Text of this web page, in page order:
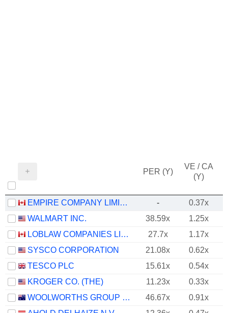
PER (Y)
VE / CA
(Y)
EMPIRE COMPANY LIMITED -
0.37x
WALMART INC.
38.59x 1.25x
LOBLAW COMPANIES LIMITED
27.7x 1.17x
SYSCO CORPORATION
21.08x 0.62x
TESCO PLC
15.61x
0.54x
KROGER CO. (THE)
11.23x
0.33x
WOOLWORTHS GROUP LIMITED
46.67x 0.91x